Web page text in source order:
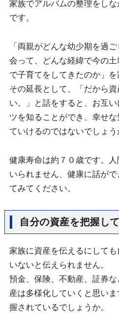
家族でアルバムの整理をし
です。
「両親がどんな幼少期を過
会って、どんな経緯で今の
で子育てをしてきたのか」
その延長として、「だから
い。」と話をすると、お互
ツを知ることができ、幸せ
ていけるのではないでしょう
健康寿命は約７０歳です。
いられません、健康に話が
てみてください。
自分の資産を把握し
家族に資産を伝えるにして
いないと伝えられません。
預金、保険、不動産、証券
産は多様化していくと思い
握されているでしょうか。